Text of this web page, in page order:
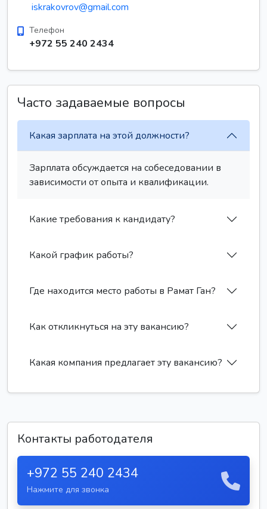
iskrakovrov@gmail.com
Телефон
+972 55 240 2434
Часто задаваемые вопросы
Какая зарплата на этой должности?
Зарплата обсуждается на собеседовании в
зависимости от опыта и квалификации.
Какие требования к кандидату?
Какой график работы?
Где находится место работы в Рамат Ган?
Как откликнуться на эту вакансию?
Какая компания предлагает эту вакансию?
Контакты работодателя
+972 55 240 2434
Нажмите для звонка